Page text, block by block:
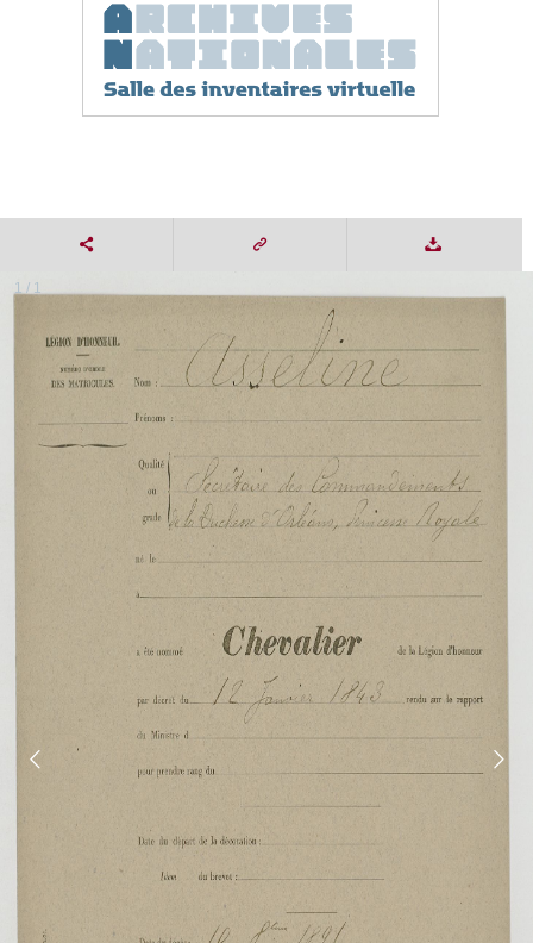
1 / 1